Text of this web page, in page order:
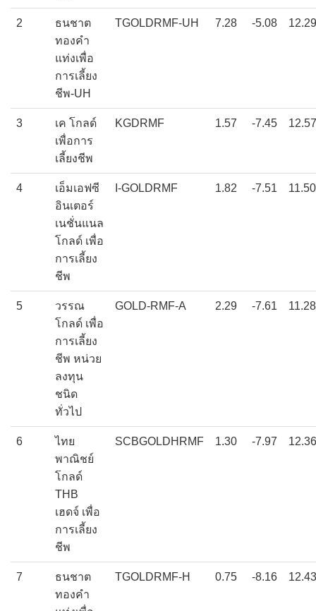
2
ธนชาต
ทองคำ
แท่งเพื่อ
การเลี้ยง
ชีพ-UH
TGOLDRMF-UH 7.28 -5.08 12.29
3
เค โกลด์
เพื่อการ
เลี้ยงชีพ
KGDRMF 1.57 -7.45 12.57
4
เอ็มเอฟซี
อินเตอร์
เนชั่นแนล
โกลด์ เพื่อ
การเลี้ยง
ชีพ
I-GOLDRMF 1.82 -7.51 11.50
5
วรรณ
โกลด์ เพื่อ
การเลี้ยง
ชีพ หน่วย
ลงทุน
ชนิด
ทั่วไป
GOLD-RMF-A 2.29 -7.61 11.28
6
ไทย
พาณิชย์
โกลด์
THB
เฮดจ์ เพื่อ
การเลี้ยง
ชีพ
SCBGOLDHRMF 1.30 -7.97 12.36
7
ธนชาต
ทองคำ
TGOLDRMF-H 0.75 -8.16 12.43